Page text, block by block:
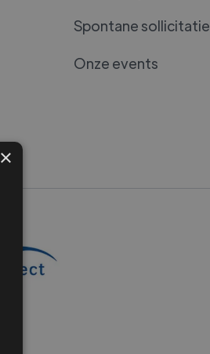
Spontane sollicitatie
Onze events
×